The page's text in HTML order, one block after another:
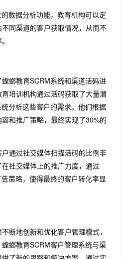
数据分析功能，教育机构可以定
同渠道的客户获取情况，从而不
螂教育SCRM系统和渠道活码进
培训机构通过活码获取了大量潜
分析这些客户的需求。他们根据
和推广策略，最终实现了30%的
通过社交媒体扫描活码的比例非
社交媒体上的推广力度，通过
策略，使得最终的客户转化率显
断地创新和优化客户管理模式，
螂教育SCRM客户管理系统与渠